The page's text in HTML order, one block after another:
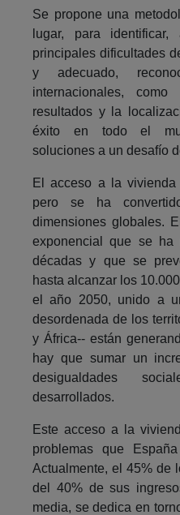
Se propone una
lugar, para
principales dificultades
y adecuado,
internacionales,
resultados y la
éxito en todo el
soluciones a un desafío
El acceso a la
pero se ha
dimensiones globales.
exponencial que se ha
décadas y que se
hasta alcanzar los
el año 2050, unido a
desordenada de los
y África-- están
hay que sumar un
desigualdades
desarrollados.
Este acceso a la
problemas que
Actualmente, el 45% de
del 40% de sus
media, se dedica en